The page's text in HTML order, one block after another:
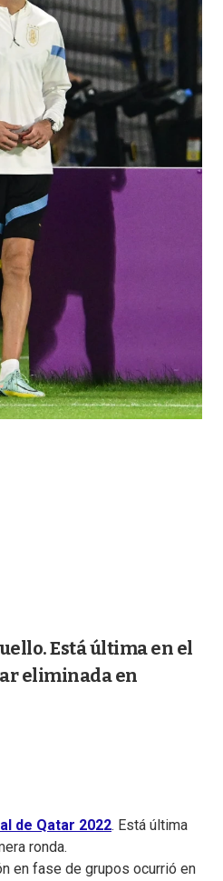
Está última en el
eliminada en
de Qatar 2022. Está última
ronda.
en fase de grupos ocurrió en